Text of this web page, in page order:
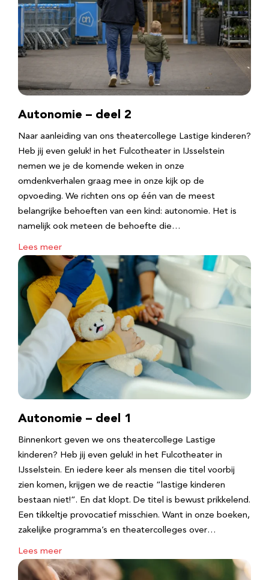
Autonomie – deel 2
Naar aanleiding van ons theatercollege Lastige kinderen?
Heb jij even geluk! in het Fulcotheater in IJsselstein
nemen we je de komende weken in onze
omdenkverhalen graag mee in onze kijk op de
opvoeding. We richten ons op één van de meest
belangrijke behoeften van een kind: autonomie. Het is
namelijk ook meteen de behoefte die…
Lees meer
Autonomie – deel 1
Binnenkort geven we ons theatercollege Lastige
kinderen? Heb jij even geluk! in het Fulcotheater in
IJsselstein. En iedere keer als mensen die titel voorbij
zien komen, krijgen we de reactie “lastige kinderen
bestaan niet!”. En dat klopt. De titel is bewust prikkelend.
Een tikkeltje provocatief misschien. Want in onze boeken,
zakelijke programma’s en theatercolleges over…
Lees meer